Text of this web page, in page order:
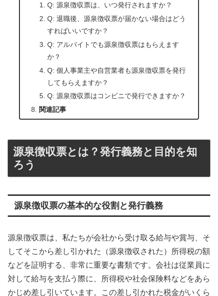
Q: 源泉徴収票は、いつ発行されますか？
Q: 退職後、源泉徴収票が届かない場合はどう
すればいいですか？
Q: アルバイトでも源泉徴収票はもらえます
か？
Q: 個人事業主や自営業者も源泉徴収票を発行
してもらえますか？
Q: 源泉徴収票はコンビニで発行できますか？
関連記事
源泉徴収票とは？発行義務と目的を知
ろう
源泉徴収票の基本的な役割と発行義務
源泉徴収票は、私たちが会社から受け取る給与や賞与、そ
してそこから差し引かれた（源泉徴収された）所得税の額
などを証明する、非常に重要な書類です。会社は従業員に
対して給与を支払う際に、所得税や社会保険料などをあら
かじめ差し引いています。この差し引かれた税金がいくら